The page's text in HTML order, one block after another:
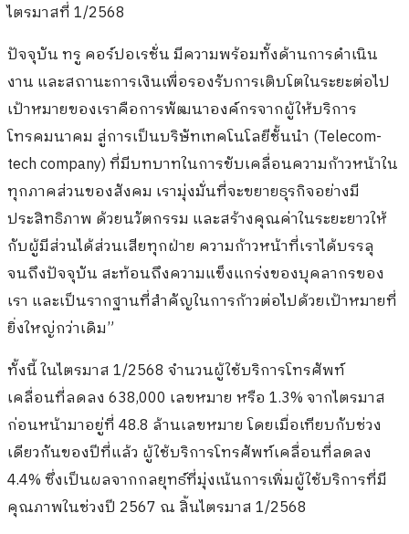
ไตรมาสที่ 1/2568
ปัจจุบัน ทรู คอร์ปอเรชั่น มีความพร้อมทั้งด้านการดำเนิน
งาน และสถานะการเงินเพื่อรองรับการเติบโตในระยะต่อไป
เป้าหมายของเราคือการพัฒนาองค์กรจากผู้ให้บริการ
โทรคมนาคม สู่การเป็นบริษัทเทคโนโลยีชั้นนำ (Telecom-
tech company) ที่มีบทบาทในการขับเคลื่อนความก้าวหน้าใน
ทุกภาคส่วนของสังคม เรามุ่งมั่นที่จะขยายธุรกิจอย่างมี
ประสิทธิภาพ ด้วยนวัตกรรม และสร้างคุณค่าในระยะยาวให้
กับผู้มีส่วนได้ส่วนเสียทุกฝ่าย ความก้าวหน้าที่เราได้บรรลุ
จนถึงปัจจุบัน สะท้อนถึงความแข็งแกร่งของบุคลากรของ
เรา และเป็นรากฐานที่สำคัญในการก้าวต่อไปด้วยเป้าหมายที่
ยิ่งใหญ่กว่าเดิม”
ทั้งนี้ ในไตรมาส 1/2568 จำนวนผู้ใช้บริการโทรศัพท์
เคลื่อนที่ลดลง 638,000 เลขหมาย หรือ 1.3% จากไตรมาส
ก่อนหน้ามาอยู่ที่ 48.8 ล้านเลขหมาย โดยเมื่อเทียบกับช่วง
เดียวกันของปีที่แล้ว ผู้ใช้บริการโทรศัพท์เคลื่อนที่ลดลง
4.4% ซึ่งเป็นผลจากกลยุทธ์ที่มุ่งเน้นการเพิ่มผู้ใช้บริการที่มี
คุณภาพในช่วงปี 2567 ณ สิ้นไตรมาส 1/2568